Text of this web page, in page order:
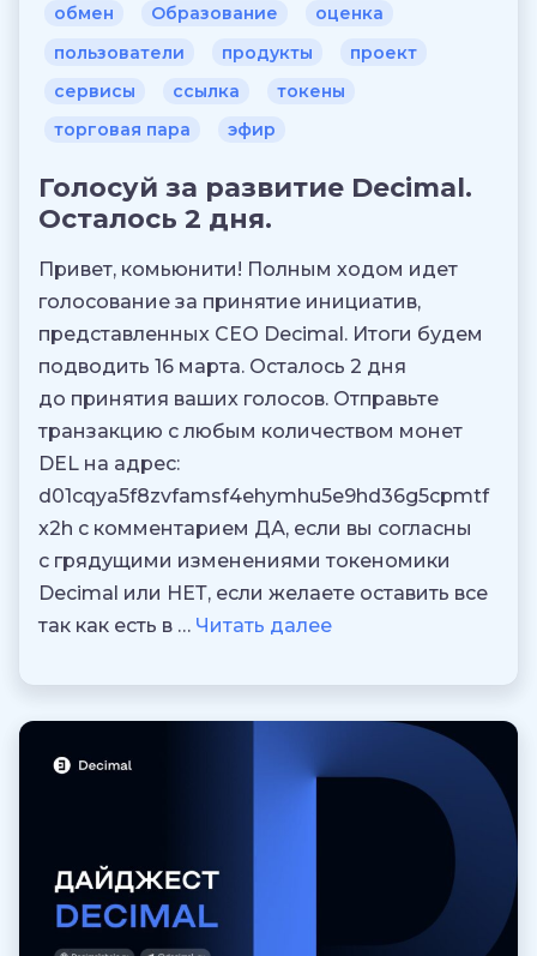
обмен
Образование
оценка
пользователи
продукты
проект
сервисы
ссылка
токены
торговая пара
эфир
Голосуй за развитие Decimal.
Осталось 2 дня.
Привет, комьюнити! Полным ходом идет
голосование за принятие инициатив,
представленных CEO Decimal. Итоги будем
подводить 16 марта. Осталось 2 дня
до принятия ваших голосов. Отправьте
транзакцию с любым количеством монет
DEL на адрес:
d01cqya5f8zvfamsf4ehymhu5e9hd36g5cpmtf
x2h с комментарием ДА, если вы согласны
с грядущими изменениями токеномики
Decimal или НЕТ, если желаете оставить все
так как есть в … Читать далее